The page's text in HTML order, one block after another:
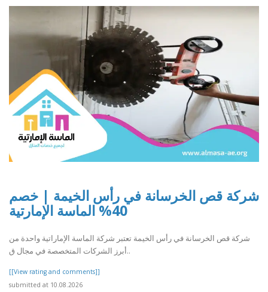
شركة قص الخرسانة في رأس الخيمة | خصم
40% الماسة الإمارتية
شركة قص الخرسانة في رأس الخيمة تعتبر شركة الماسة الإماراتية واحدة من
أبرز الشركات المتخصصة في مجال ق..
[[View rating and comments]]
submitted at 10.08.2026